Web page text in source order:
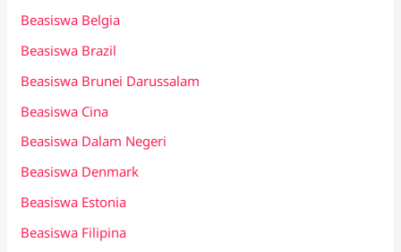
Beasiswa Belgia
Beasiswa Brazil
Beasiswa Brunei Darussalam
Beasiswa Cina
Beasiswa Dalam Negeri
Beasiswa Denmark
Beasiswa Estonia
Beasiswa Filipina